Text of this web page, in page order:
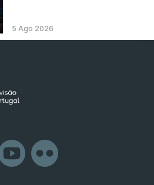
5 Ago 2026